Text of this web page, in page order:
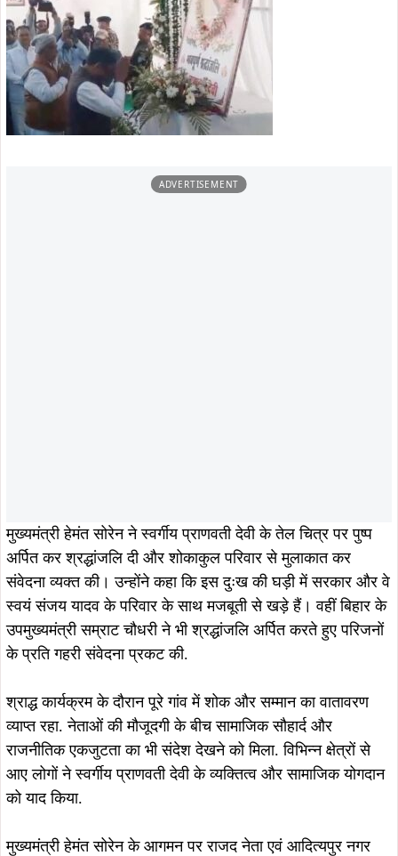
ADVERTISEMENT
मुख्यमंत्री हेमंत सोरेन ने स्वर्गीय प्राणवती देवी के तेल चित्र पर पुष्प
अर्पित कर श्रद्धांजलि दी और शोकाकुल परिवार से मुलाकात कर
संवेदना व्यक्त की। उन्होंने कहा कि इस दुःख की घड़ी में सरकार और वे
स्वयं संजय यादव के परिवार के साथ मजबूती से खड़े हैं। वहीं बिहार के
उपमुख्यमंत्री सम्राट चौधरी ने भी श्रद्धांजलि अर्पित करते हुए परिजनों
के प्रति गहरी संवेदना प्रकट की.
श्राद्ध कार्यक्रम के दौरान पूरे गांव में शोक और सम्मान का वातावरण
व्याप्त रहा. नेताओं की मौजूदगी के बीच सामाजिक सौहार्द और
राजनीतिक एकजुटता का भी संदेश देखने को मिला. विभिन्न क्षेत्रों से
आए लोगों ने स्वर्गीय प्राणवती देवी के व्यक्तित्व और सामाजिक योगदान
को याद किया.
मुख्यमंत्री हेमंत सोरेन के आगमन पर राजद नेता एवं आदित्यपुर नगर